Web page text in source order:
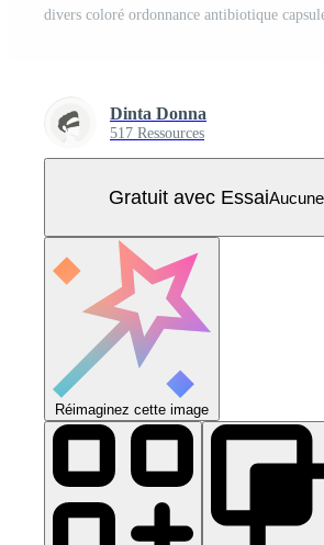
Dinta Donna
517 Ressources
Gratuit avec Essai
Réimaginez cette image